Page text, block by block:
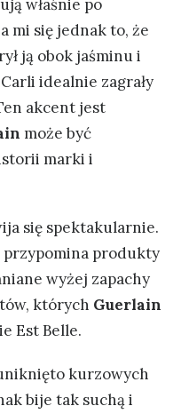
właśnie po
mi się jednak to, że
ją obok jaśminu i
idealnie zagrały
akcent jest
może być
marki i
się spektakularnie.
przypomina produkty
wyżej zapachy
których Guerlain
Est Belle.
kurzowych
bije tak suchą i